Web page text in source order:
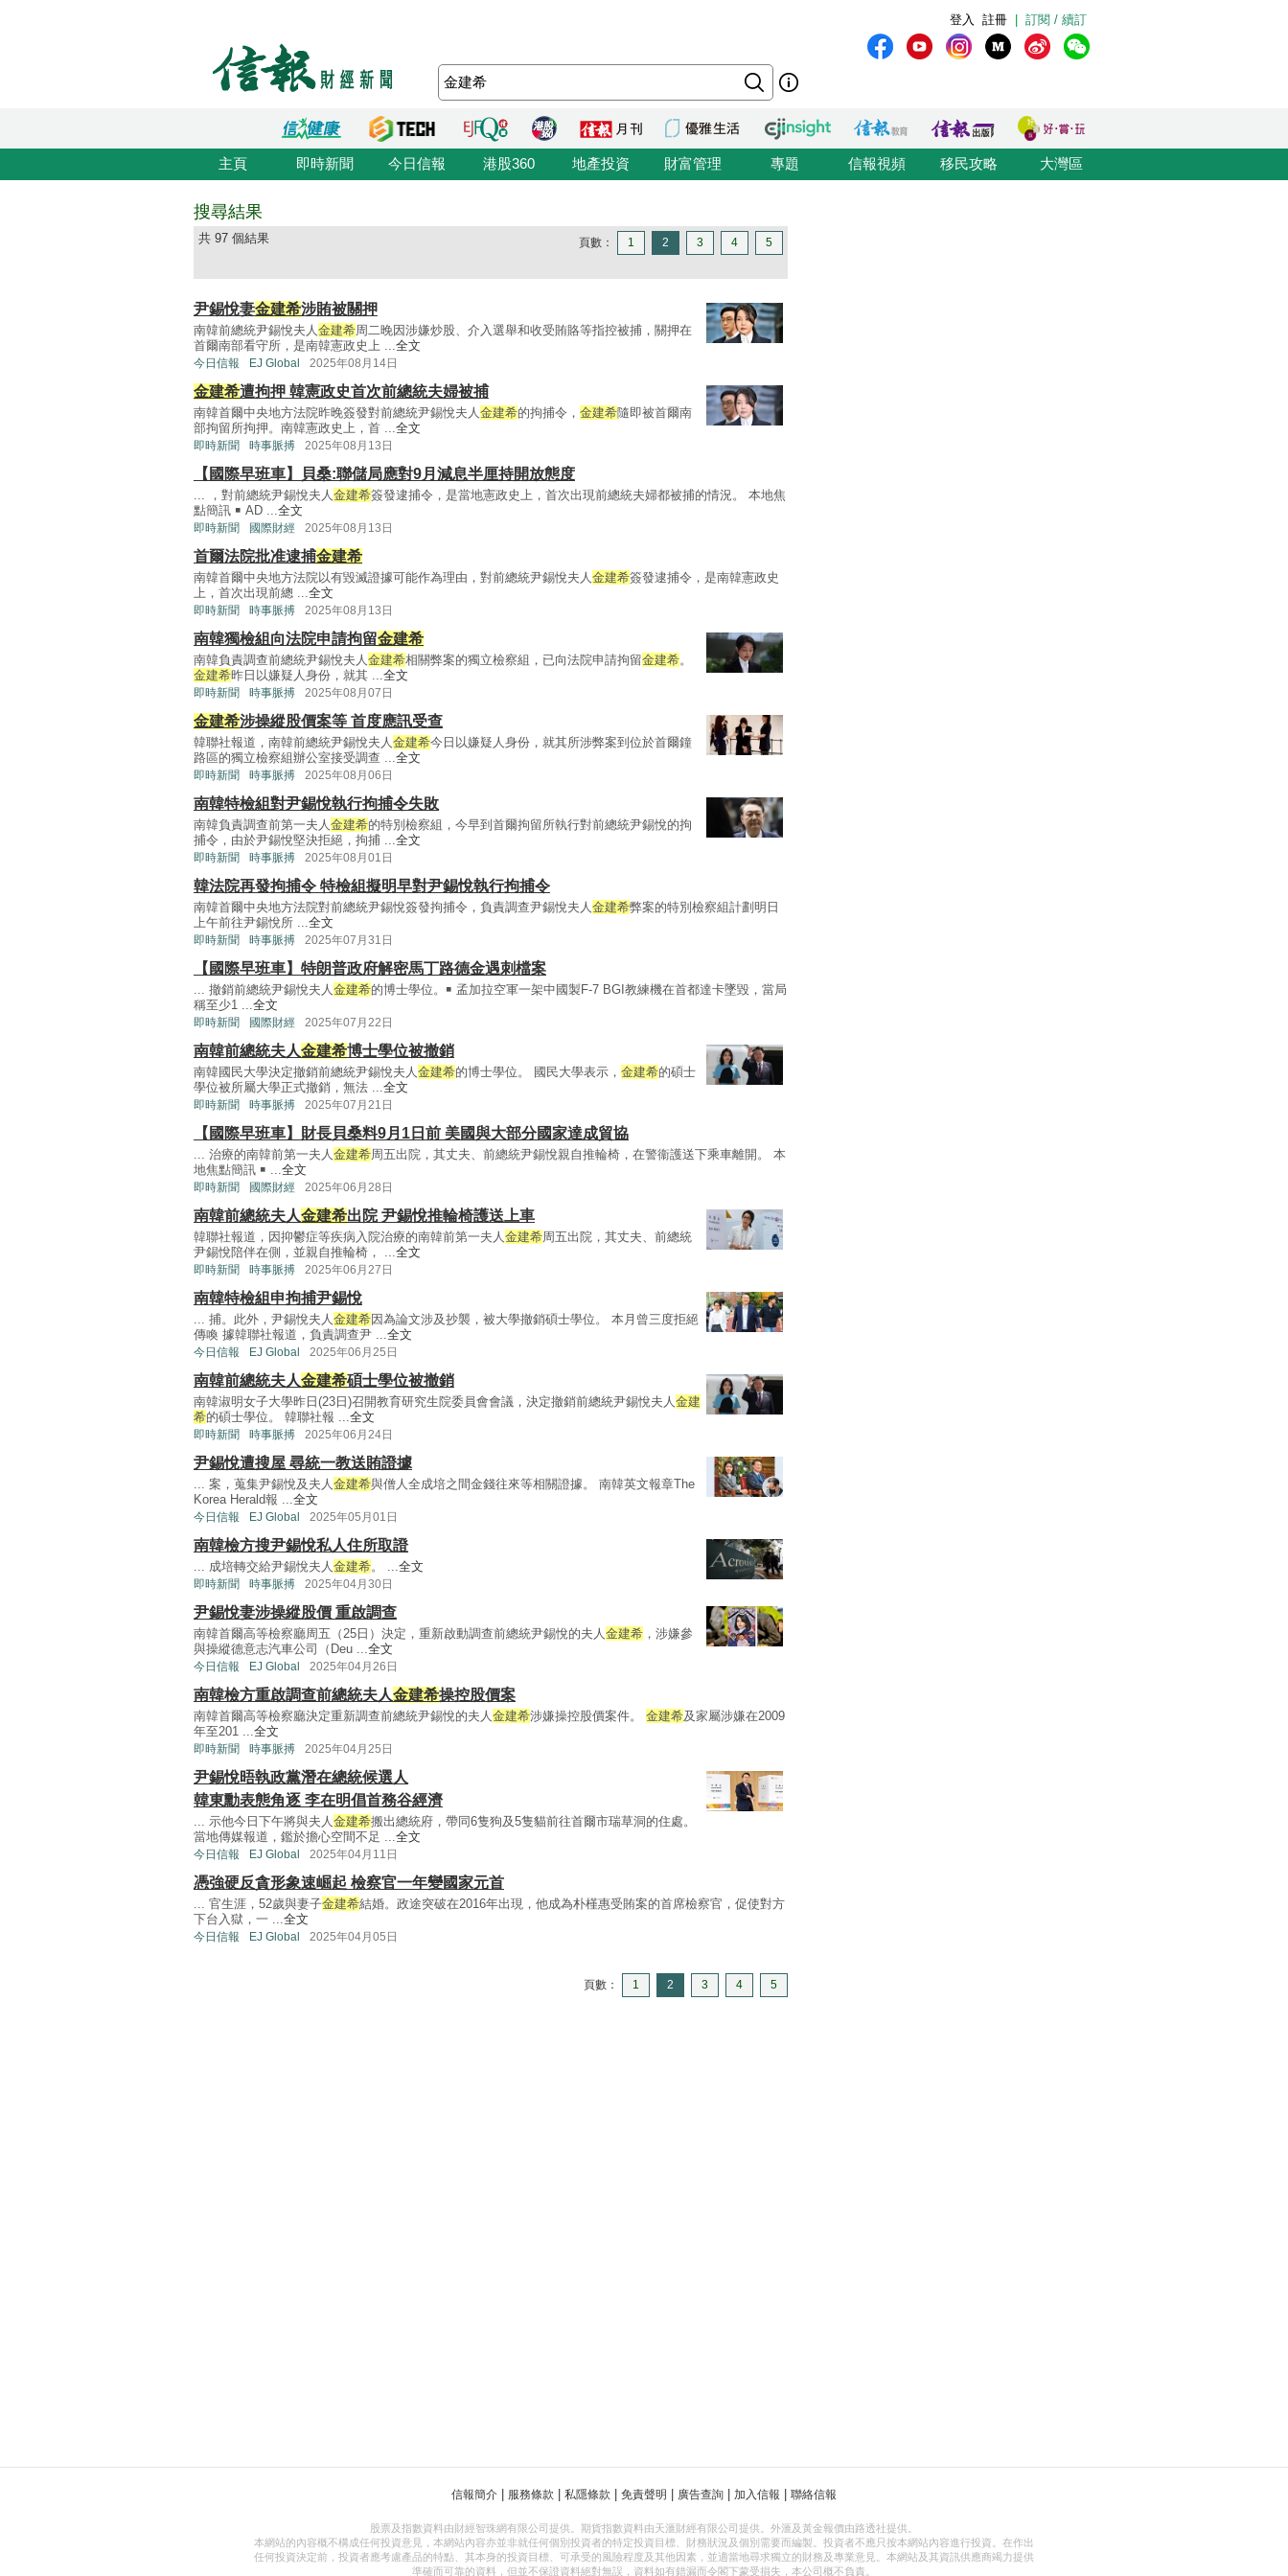
訂閱 / 續訂
註冊
登入
主頁 即時新聞 今日信報 港股360 地產投資 財富管理 專題 信報視頻 移民攻略 大灣區
搜尋結果
共 97 個結果 頁數： 1 2 3 4 5
尹錫悅妻金建希涉賄被關押
南韓前總統尹錫悅夫人金建希周二晚因涉嫌炒股、介入選舉和收受賄賂等指控被捕，關押在
首爾南部看守所，是南韓憲政史上 ...全文
今日信報 EJ Global 2025年08月14日
金建希遭拘押 韓憲政史首次前總統夫婦被捕
南韓首爾中央地方法院昨晚簽發對前總統尹錫悅夫人金建希的拘捕令， 金建希隨即被首爾南
部拘留所拘押。南韓憲政史上，首 ...全文
即時新聞 時事脈搏 2025年08月13日
【國際早班車】貝桑:聯儲局應對9月減息半厘持開放態度
... ，對前總統尹錫悅夫人金建希簽發逮捕令，是當地憲政史上，首次出現前總統夫婦都被捕的情況。 本地焦
點簡訊 ￭ AD ...全文
即時新聞 國際財經 2025年08月13日
首爾法院批准逮捕金建希
南韓首爾中央地方法院以有毀滅證據可能作為理由，對前總統尹錫悅夫人金建希簽發逮捕令，是南韓憲政史
上，首次出現前總 ...全文
即時新聞 時事脈搏 2025年08月13日
南韓獨檢組向法院申請拘留金建希
南韓負責調查前總統尹錫悅夫人金建希相關弊案的獨立檢察組，已向法院申請拘留金建希。
金建希昨日以嫌疑人身份，就其 ...全文
即時新聞 時事脈搏 2025年08月07日
金建希涉操縱股價案等 首度應訊受查
韓聯社報道，南韓前總統尹錫悅夫人金建希今日以嫌疑人身份，就其所涉弊案到位於首爾鐘
路區的獨立檢察組辦公室接受調查 ...全文
即時新聞 時事脈搏 2025年08月06日
南韓特檢組對尹錫悅執行拘捕令失敗
南韓負責調查前第一夫人金建希的特別檢察組，今早到首爾拘留所執行對前總統尹錫悅的拘
捕令，由於尹錫悅堅決拒絕，拘捕 ...全文
即時新聞 時事脈搏 2025年08月01日
韓法院再發拘捕令 特檢組擬明早對尹錫悅執行拘捕令
南韓首爾中央地方法院對前總統尹錫悅簽發拘捕令，負責調查尹錫悅夫人金建希弊案的特別檢察組計劃明日
上午前往尹錫悅所 ...全文
即時新聞 時事脈搏 2025年07月31日
【國際早班車】特朗普政府解密馬丁路德金遇刺檔案
... 撤銷前總統尹錫悅夫人金建希的博士學位。￭ 孟加拉空軍一架中國製F-7 BGI教練機在首都達卡墜毀，當局
稱至少1 ...全文
即時新聞 國際財經 2025年07月22日
南韓前總統夫人金建希博士學位被撤銷
南韓國民大學決定撤銷前總統尹錫悅夫人金建希的博士學位。 國民大學表示， 金建希的碩士
學位被所屬大學正式撤銷，無法 ...全文
即時新聞 時事脈搏 2025年07月21日
【國際早班車】財長貝桑料9月1日前 美國與大部分國家達成貿協
... 治療的南韓前第一夫人金建希周五出院，其丈夫、前總統尹錫悅親自推輪椅，在警衞護送下乘車離開。 本
地焦點簡訊 ￭ ...全文
即時新聞 國際財經 2025年06月28日
南韓前總統夫人金建希出院 尹錫悅推輪椅護送上車
韓聯社報道，因抑鬱症等疾病入院治療的南韓前第一夫人金建希周五出院，其丈夫、前總統
尹錫悅陪伴在側，並親自推輪椅， ...全文
即時新聞 時事脈搏 2025年06月27日
南韓特檢組申拘捕尹錫悅
... 捕。此外，尹錫悅夫人金建希因為論文涉及抄襲，被大學撤銷碩士學位。 本月曾三度拒絕
傳喚 據韓聯社報道，負責調查尹 ...全文
今日信報 EJ Global 2025年06月25日
南韓前總統夫人金建希碩士學位被撤銷
南韓淑明女子大學昨日(23日)召開教育研究生院委員會會議，決定撤銷前總統尹錫悅夫人金建
希的碩士學位。 韓聯社報 ...全文
即時新聞 時事脈搏 2025年06月24日
尹錫悅遭搜屋 尋統一教送賄證據
... 案，蒐集尹錫悅及夫人金建希與僧人全成培之間金錢往來等相關證據。 南韓英文報章The
Korea Herald報 ...全文
今日信報 EJ Global 2025年05月01日
南韓檢方搜尹錫悅私人住所取證
... 成培轉交給尹錫悅夫人金建希。 ...全文
即時新聞 時事脈搏 2025年04月30日
尹錫悅妻涉操縱股價 重啟調查
南韓首爾高等檢察廳周五（25日）決定，重新啟動調查前總統尹錫悅的夫人金建希 ，涉嫌參
與操縱德意志汽車公司（Deu ...全文
今日信報 EJ Global 2025年04月26日
南韓檢方重啟調查前總統夫人金建希操控股價案
南韓首爾高等檢察廳決定重新調查前總統尹錫悅的夫人金建希涉嫌操控股價案件。 金建希及家屬涉嫌在2009
年至201 ...全文
即時新聞 時事脈搏 2025年04月25日
尹錫悅晤執政黨潛在總統候選人
韓東勳表態角逐 李在明倡首務谷經濟
... 示他今日下午將與夫人金建希搬出總統府，帶同6隻狗及5隻貓前往首爾市瑞草洞的住處。
當地傳媒報道，鑑於擔心空間不足 ...全文
今日信報 EJ Global 2025年04月11日
憑強硬反貪形象速崛起 檢察官一年變國家元首
... 官生涯，52歲與妻子金建希結婚。政途突破在2016年出現，他成為朴槿惠受賄案的首席檢察官，促使對方
下台入獄，一 ...全文
今日信報 EJ Global 2025年04月05日
頁數： 1 2 3 4 5
信報簡介 服務條款 私隱條款 免責聲明 廣告查詢 加入信報 聯絡信報
股票及指數資料由財經智珠網有限公司提供。期貨指數資料由天滙財經有限公司提供。外滙及黃金報價由路透社提供。
本網站的內容概不構成任何投資意見，本網站內容亦並非就任何個別投資者的特定投資目標、財務狀況及個別需要而編製。投資者不應只按本網站內容進行投資。在作出
任何投資決定前，投資者應考慮產品的特點、其本身的投資目標、可承受的風險程度及其他因素，並適當地尋求獨立的財務及專業意見。本網站及其資訊供應商竭力提供
準確而可靠的資料，但並不保證資料絕對無誤，資料如有錯漏而令閣下蒙受損失，本公司概不負責。